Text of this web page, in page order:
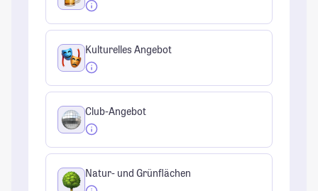
Kulturelles Angebot
Club-Angebot
Natur- und Grünflächen